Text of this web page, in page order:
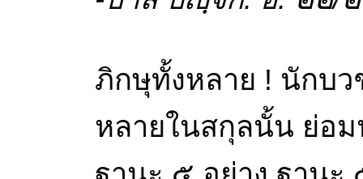
ภิกษุทั้งหลาย ! นักบ
หลายในสกุลนั้น ย่อ